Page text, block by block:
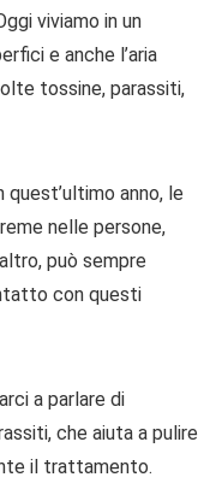
viviamo in un
e anche l’aria
tossine, parassiti,
anno, le
nelle persone,
può sempre
con questi
a parlare di
che aiuta a pulire
il trattamento.